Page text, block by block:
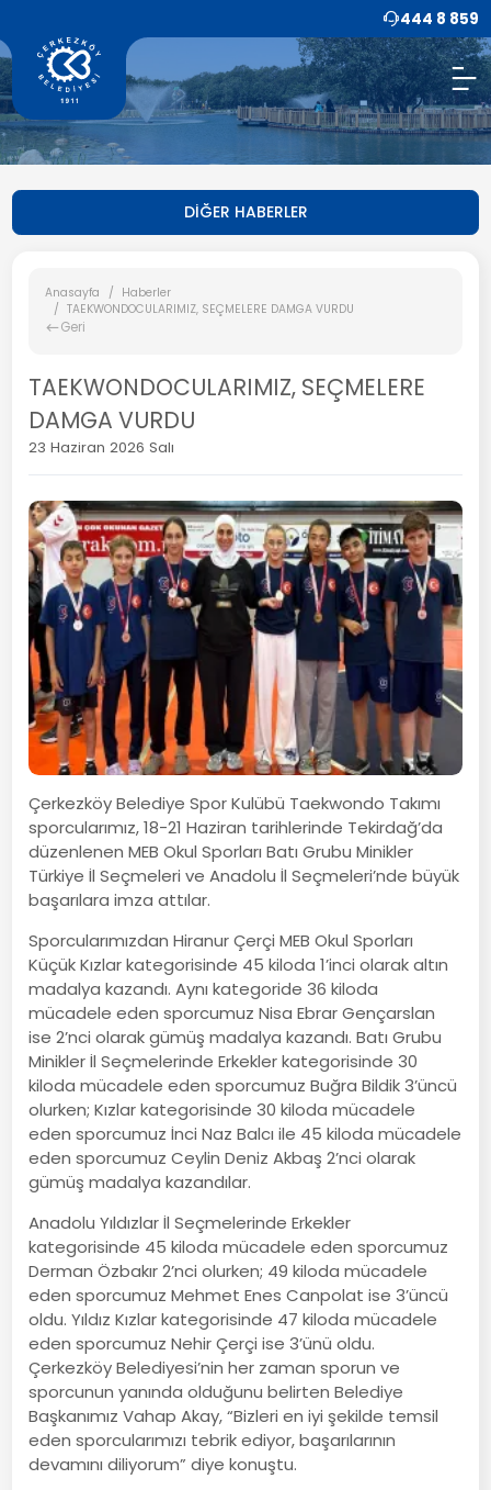
444 8 859
DİĞER HABERLER
Anasayfa
Haberler
TAEKWONDOCULARIMIZ, SEÇMELERE DAMGA VURDU
Geri
TAEKWONDOCULARIMIZ, SEÇMELERE
DAMGA VURDU
23 Haziran 2026 Salı
Çerkezköy Belediye Spor Kulübü Taekwondo Takımı
sporcularımız, 18-21 Haziran tarihlerinde Tekirdağ’da
düzenlenen MEB Okul Sporları Batı Grubu Minikler
Türkiye İl Seçmeleri ve Anadolu İl Seçmeleri’nde büyük
başarılara imza attılar.
Sporcularımızdan Hiranur Çerçi MEB Okul Sporları
Küçük Kızlar kategorisinde 45 kiloda 1’inci olarak altın
madalya kazandı. Aynı kategoride 36 kiloda
mücadele eden sporcumuz Nisa Ebrar Gençarslan
ise 2’nci olarak gümüş madalya kazandı. Batı Grubu
Minikler İl Seçmelerinde Erkekler kategorisinde 30
kiloda mücadele eden sporcumuz Buğra Bildik 3’üncü
olurken; Kızlar kategorisinde 30 kiloda mücadele
eden sporcumuz İnci Naz Balcı ile 45 kiloda mücadele
eden sporcumuz Ceylin Deniz Akbaş 2’nci olarak
gümüş madalya kazandılar.
Anadolu Yıldızlar İl Seçmelerinde Erkekler
kategorisinde 45 kiloda mücadele eden sporcumuz
Derman Özbakır 2’nci olurken; 49 kiloda mücadele
eden sporcumuz Mehmet Enes Canpolat ise 3’üncü
oldu. Yıldız Kızlar kategorisinde 47 kiloda mücadele
eden sporcumuz Nehir Çerçi ise 3’ünü oldu.
Çerkezköy Belediyesi’nin her zaman sporun ve
sporcunun yanında olduğunu belirten Belediye
Başkanımız Vahap Akay, “Bizleri en iyi şekilde temsil
eden sporcularımızı tebrik ediyor, başarılarının
devamını diliyorum” diye konuştu.